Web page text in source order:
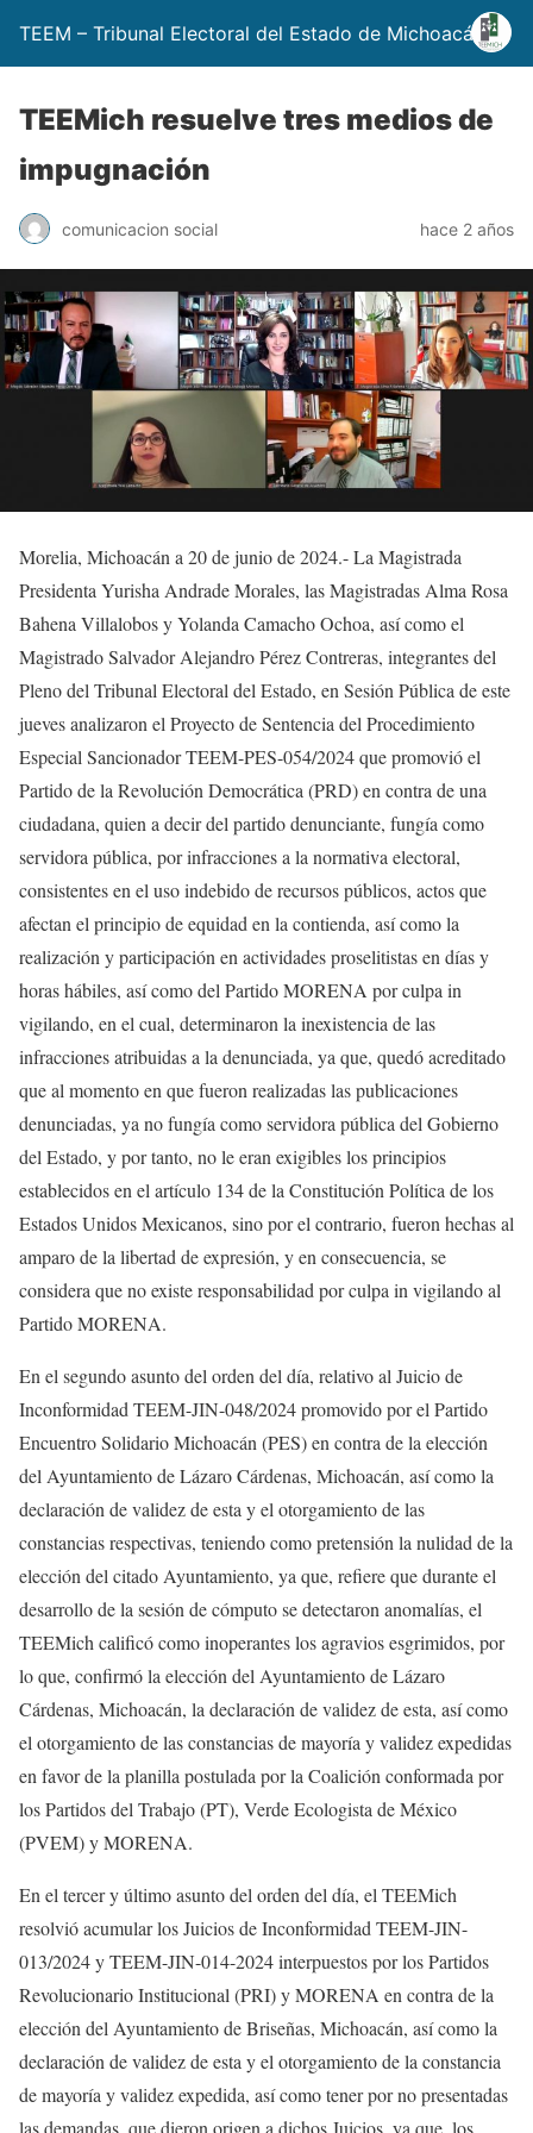
TEEM – Tribunal Electoral del Estado de Michoacán
TEEMich resuelve tres medios de
impugnación
comunicacion social hace 2 años
Morelia, Michoacán a 20 de junio de 2024.- La Magistrada
Presidenta Yurisha Andrade Morales, las Magistradas Alma Rosa
Bahena Villalobos y Yolanda Camacho Ochoa, así como el
Magistrado Salvador Alejandro Pérez Contreras, integrantes del
Pleno del Tribunal Electoral del Estado, en Sesión Pública de este
jueves analizaron el Proyecto de Sentencia del Procedimiento
Especial Sancionador TEEM-PES-054/2024 quepromovió el
Partido de la Revolución Democrática (PRD) en contra de una
ciudadana, quien a decir del partido denunciante, fungía como
servidora pública, por infracciones a la normativa electoral,
consistentes en el uso indebido de recursos públicos, actos que
afectan el principio de equidad en la contienda, así como la
realización y participación en actividades proselitistas en días y
horas hábiles, así como del Partido MORENA por culpa in
vigilando, en el cual, determinaron la inexistencia de las
infracciones atribuidas a la denunciada, ya que, quedó acreditado
que al momento en que fueron realizadas las publicaciones
denunciadas, ya no fungía como servidora pública del Gobierno
del Estado, y por tanto, no le eran exigibles los principios
establecidos en el artículo 134 de la Constitución Política de los
Estados Unidos Mexicanos, sino por el contrario, fueron hechas al
amparo de la libertad de expresión, y en consecuencia, se
considera que no existe responsabilidad por culpa in vigilando al
Partido MORENA.
En el segundo asunto del orden del día, relativo al Juicio de
Inconformidad TEEM-JIN-048/2024 promovido por el Partido
Encuentro Solidario Michoacán (PES) en contra de la elección
del Ayuntamiento de Lázaro Cárdenas, Michoacán, así como la
declaración de validez de esta y el otorgamiento de las
constancias respectivas, teniendo como pretensión la nulidad de la
elección del citado Ayuntamiento, ya que, refiere que durante el
desarrollo de la sesión de cómputo se detectaron anomalías, el
TEEMich calificó como inoperantes los agravios esgrimidos, por
lo que, confirmó la elección del Ayuntamiento de Lázaro
Cárdenas, Michoacán, la declaración de validez de esta, así como
el otorgamiento de las constancias de mayoría y validez expedidas
en favor de la planilla postulada por la Coalición conformada por
los Partidos del Trabajo (PT), Verde Ecologista de México
(PVEM) y MORENA.
En el tercer y último asunto del orden del día, el TEEMich
resolvió acumular los Juicios de Inconformidad TEEM-JIN-
013/2024 y TEEM-JIN-014-2024 interpuestos por los Partidos
Revolucionario Institucional (PRI) y MORENA en contra de la
elección del Ayuntamiento de Briseñas, Michoacán, así como la
declaración de validez de esta y el otorgamiento de la constancia
de mayoría y validez expedida, así como tener por no presentadas
las demandas, que dieron origen a dichos Juicios, ya que, los